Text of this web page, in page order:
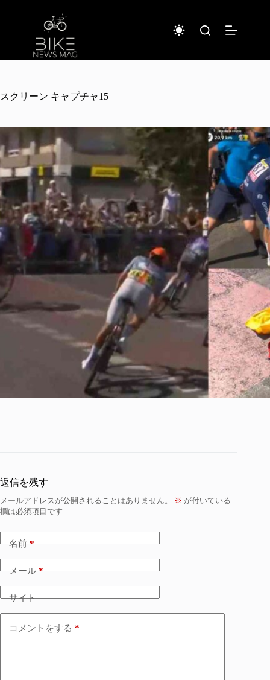
キ
スクリーン キャプチャ15
返信を残す
メールアドレスが公開されることはありません。 ※ が付いている
欄は必須項目です
名前*
メール*
サイト
コメントをする *